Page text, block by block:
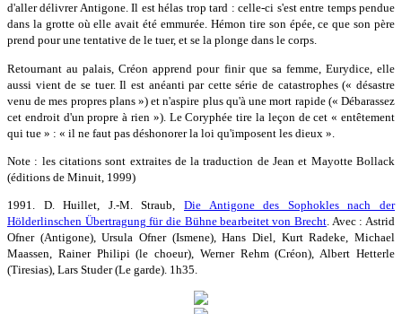
d'aller délivrer Antigone. Il est hélas trop tard : celle-ci s'est entre temps pendue
dans la grotte où elle avait été emmurée. Hémon tire son épée, ce que son père
prend pour une tentative de le tuer, et se la plonge dans le corps.
Retournant au palais, Créon apprend pour finir que sa femme, Eurydice, elle
aussi vient de se tuer. Il est anéanti par cette série de catastrophes (« désastre
venu de mes propres plans ») et n'aspire plus qu'à une mort rapide (« Débarassez
cet endroit d'un propre à rien »). Le Coryphée tire la leçon de cet « entêtement
qui tue » : « il ne faut pas déshonorer la loi qu'imposent les dieux ».
Note : les citations sont extraites de la traduction de Jean et Mayotte Bollack
(éditions de Minuit, 1999)
1991. D. Huillet, J.-M. Straub, Die Antigone des Sophokles nach der
Hölderlinschen Übertragung für die Bühne bearbeitet von Brecht. Avec : Astrid
Ofner (Antigone), Ursula Ofner (Ismene), Hans Diel, Kurt Radeke, Michael
Maassen, Rainer Philipi (le choeur), Werner Rehm (Créon), Albert Hetterle
(Tiresias), Lars Studer (Le garde). 1h35.